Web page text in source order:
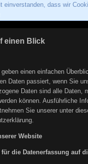
einverstanden, dass wir
einen Blick
einen einfachen
Daten passiert, wenn Sie
Daten sind alle Daten,
können. Ausführliche
Sie unserer unter
Website
die Datenerfassung auf